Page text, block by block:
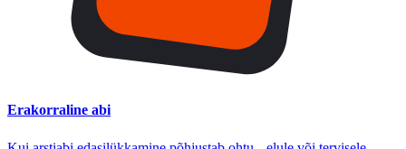
Erakorraline abi